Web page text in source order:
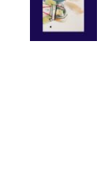
/
SZCZEGÓŁY